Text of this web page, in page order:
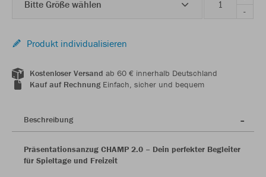
Bitte Größe wählen
-
Produkt individualisieren
Kostenloser Versand ab 60 € innerhalb Deutschland
Kauf auf RechnungEinfach, sicher und bequem
Beschreibung
Präsentationsanzug CHAMP 2.0 – Dein perfekter Begleiter
für Spieltage und Freizeit